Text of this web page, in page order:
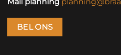
BEL ONS